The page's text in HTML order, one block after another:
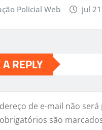
Policial Web jul
REPLY
de e-mail não
são